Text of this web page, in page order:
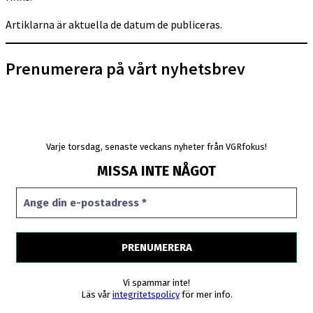
Artiklarna är aktuella de datum de publiceras.
Prenumerera på vårt nyhetsbrev
Varje torsdag, senaste veckans nyheter från VGRfokus!
MISSA INTE NÅGOT
Vi spammar inte!
Läs vår integritetspolicyför mer info.